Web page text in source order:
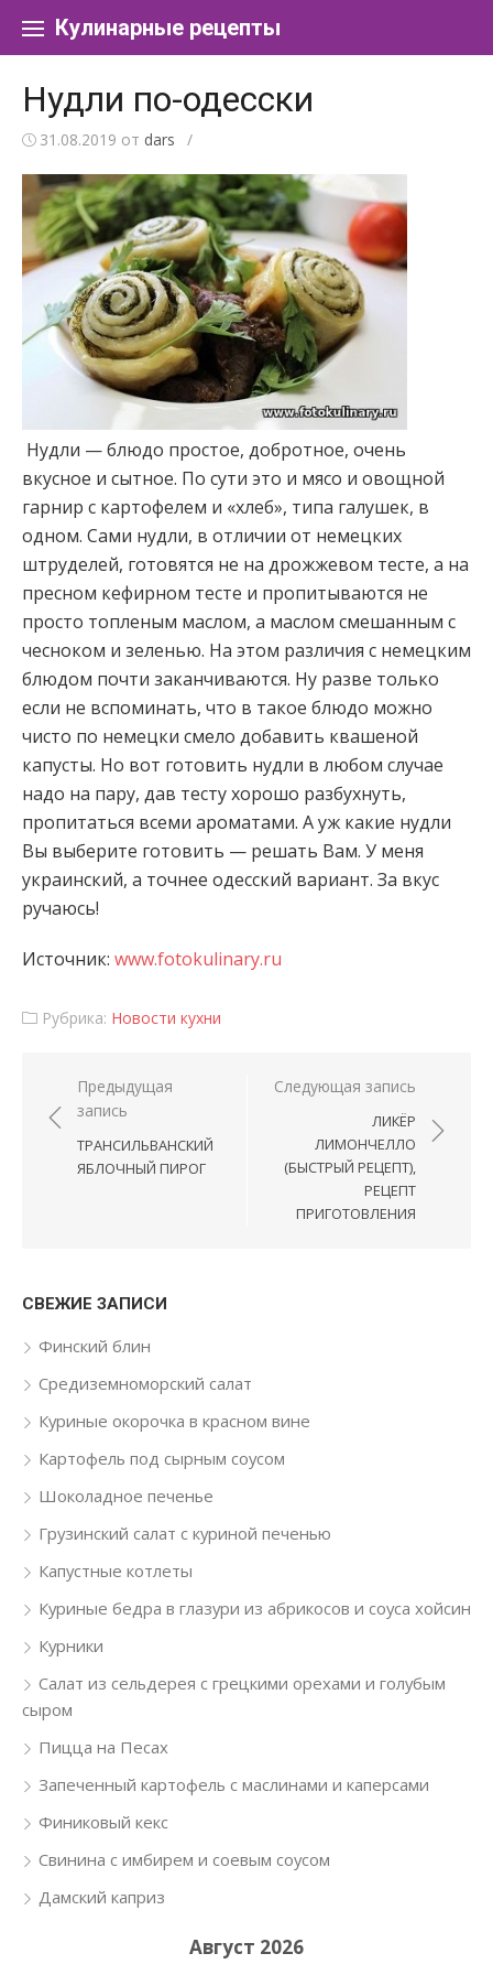
Кулинарные рецепты
Нудли по-одесски
31.08.2019 от dars /
Нудли — блюдо простое, добротное, очень
вкусное и сытное. По сути это и мясо и овощной
гарнир с картофелем и «хлеб», типа галушек, в
одном. Сами нудли, в отличии от немецких
штруделей, готовятся не на дрожжевом тесте, а на
пресном кефирном тесте и пропитываются не
просто топленым маслом, а маслом смешанным с
чесноком и зеленью. На этом различия с немецким
блюдом почти заканчиваются. Ну разве только
если не вспоминать, что в такое блюдо можно
чисто по немецки смело добавить квашеной
капусты. Но вот готовить нудли в любом случае
надо на пару, дав тесту хорошо разбухнуть,
пропитаться всеми ароматами. А уж какие нудли
Вы выберите готовить — решать Вам. У меня
украинский, а точнее одесский вариант. За вкус
ручаюсь!
Источник: www.fotokulinary.ru
Рубрика: Новости кухни
Навигация по записям
Предыдущая
запись
ТРАНСИЛЬВАНСКИЙ
ЯБЛОЧНЫЙ ПИРОГ
Следующая запись
ЛИКЁР
ЛИМОНЧЕЛЛО
(БЫСТРЫЙ РЕЦЕПТ),
РЕЦЕПТ
ПРИГОТОВЛЕНИЯ
СВЕЖИЕ ЗАПИСИ
Финский блин
Средиземноморский салат
Куриные окорочка в красном вине
Картофель под сырным соусом
Шоколадное печенье
Грузинский салат с куриной печенью
Капустные котлеты
Куриные бедра в глазури из абрикосов и соуса хойсин
Курники
Салат из сельдерея с грецкими орехами и голубым
сыром
Пицца на Песах
Запеченный картофель с маслинами и каперсами
Финиковый кекс
Свинина с имбирем и соевым соусом
Дамский каприз
Август 2026